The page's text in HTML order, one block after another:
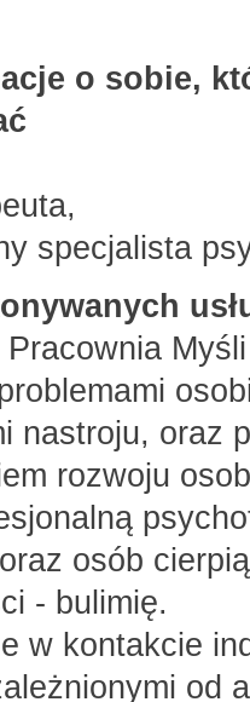
o sobie,
specjalista
nastroju, oraz
rozwoju
osób
- bulimię.
w kontakcie
od